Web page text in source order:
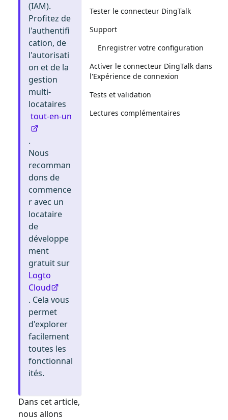
(IAM).
Profitez de
l'authentifi
cation, de
l'autorisati
on et de la
gestion
multi-
locataires
tout-en-un
.
Nous
recomman
dons de
commence
r avec un
locataire
de
développe
ment
gratuit sur
Logto
Cloud
. Cela vous
permet
d'explorer
facilement
toutes les
fonctionnal
ités.
Dans cet article,
nous allons
Tester le connecteur DingTalk
Support
Enregistrer votre configuration
Activer le connecteur DingTalk dans
l'Expérience de connexion
Tests et validation
Lectures complémentaires